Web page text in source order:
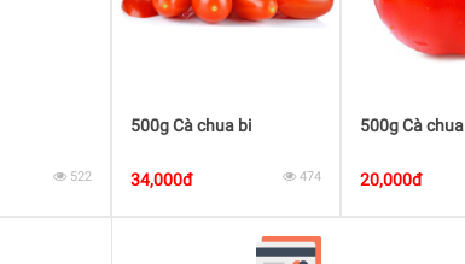
522
500g Cà chua bi
34,000đ 474
500g Cà chua
20,000đ